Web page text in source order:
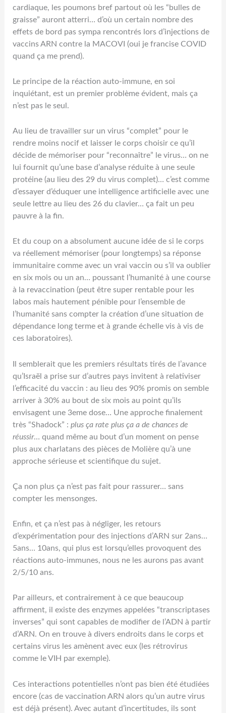
cardiaque, les poumons bref partout où les “bulles de
graisse” auront atterri… d’où un certain nombre des
effets de bord pas sympa rencontrés lors d’injections de
vaccins ARN contre la MACOVI (oui je francise COVID
quand ça me prend).
Le principe de la réaction auto-immune, en soi
inquiétant, est un premier problème évident, mais ça
n’est pas le seul.
Au lieu de travailler sur un virus “complet” pour le
rendre moins nocif et laisser le corps choisir ce qu’il
décide de mémoriser pour “reconnaître” le virus… on ne
lui fournit qu’une base d’analyse réduite à une seule
protéine (au lieu des 29 du virus complet)… c’est comme
d’essayer d’éduquer une intelligence artificielle avec une
seule lettre au lieu des 26 du clavier… ça fait un peu
pauvre à la fin.
Et du coup on a absolument aucune idée de si le corps
va réellement mémoriser (pour longtemps) sa réponse
immunitaire comme avec un vrai vaccin ou s’il va oublier
en six mois ou un an… poussant l’humanité à une course
à la revaccination (peut être super rentable pour les
labos mais hautement pénible pour l’ensemble de
l’humanité sans compter la création d’une situation de
dépendance long terme et à grande échelle vis à vis de
ces laboratoires).
Il semblerait que les premiers résultats tirés de l’avance
qu’Israël a prise sur d’autres pays invitent à relativiser
l’efficacité du vaccin : au lieu des 90% promis on semble
arriver à 30% au bout de six mois au point qu’ils
envisagent une 3eme dose… Une approche finalement
très “Shadock” :plus ça rate plus ça a de chances de
réussir… quand même au bout d’un moment on pense
plus aux charlatans des pièces de Molière qu’à une
approche sérieuse et scientifique du sujet.
Ça non plus ça n’est pas fait pour rassurer… sans
compter les mensonges.
Enfin, et ça n’est pas à négliger, les retours
d’expérimentation pour des injections d’ARN sur 2ans…
5ans… 10ans, qui plus est lorsqu’elles provoquent des
réactions auto-immunes, nous ne les aurons pas avant
2/5/10 ans.
Par ailleurs, et contrairement à ce que beaucoup
affirment, il existe des enzymes appelées “transcriptases
inverses” qui sont capables de modifier de l’ADN à partir
d’ARN. On en trouve à divers endroits dans le corps et
certains virus les amènent avec eux (les rétrovirus
comme le VIH par exemple).
Ces interactions potentielles n’ont pas bien été étudiées
encore (cas de vaccination ARN alors qu’un autre virus
est déjà présent). Avec autant d’incertitudes, ils sont